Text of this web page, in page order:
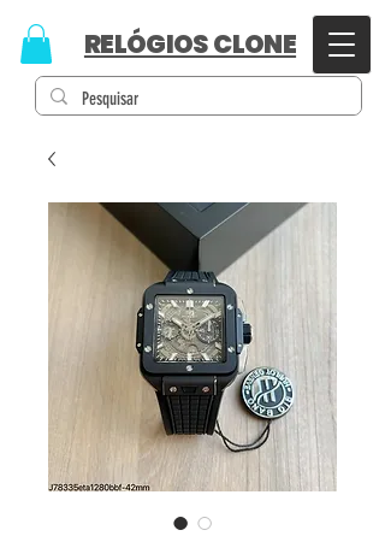
RELÓGIOS CLONE